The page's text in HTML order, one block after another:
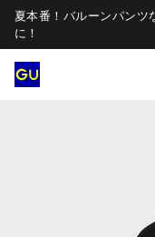
夏本番！バルーンパンツ
に！